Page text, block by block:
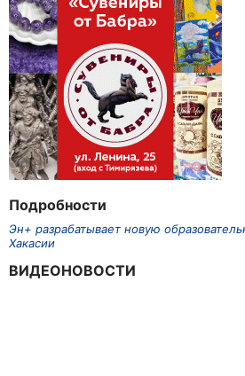
Подробности
Эн+ разрабатывает новую
Хакасии
ВИДЕОНОВОСТИ